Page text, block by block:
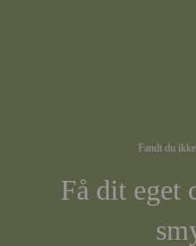
Fandt du
Få dit eget